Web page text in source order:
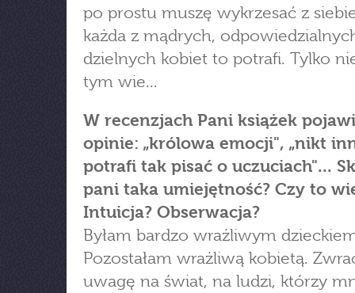
po prostu muszę wykrzesać z
każda z mądrych,
dzielnych kobiet to potrafi. Tylko
tym wie...
W recenzjach Pani książek
opinie: „królowa emocji", „nikt
potrafi tak pisać o uczuciach"...
pani taka umiejętność? Czy to
Intuicja? Obserwacja?
Byłam bardzo wrażliwym
Pozostałam wrażliwą kobietą.
uwagę na świat, na ludzi, którzy